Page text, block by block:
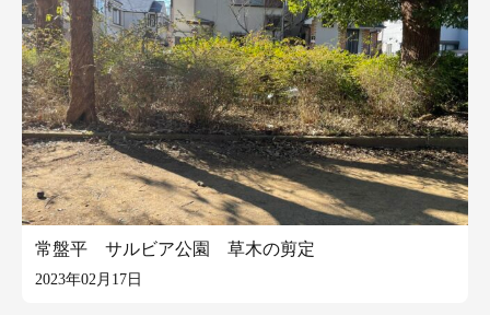
常盤平 サルビア公園 草木の剪定
2023年02月17日